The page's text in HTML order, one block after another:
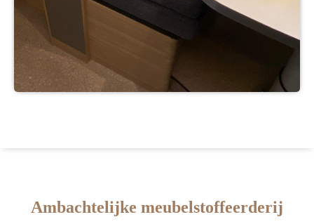
Ambachtelijke meubelstoffeerderij